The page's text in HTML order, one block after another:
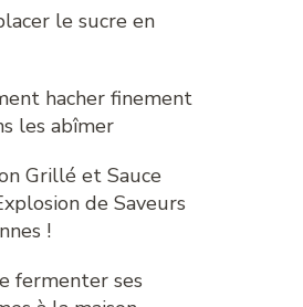
le sucre en
hacher finement
les abîmer
Grillé et Sauce
de Saveurs
!
fermenter ses